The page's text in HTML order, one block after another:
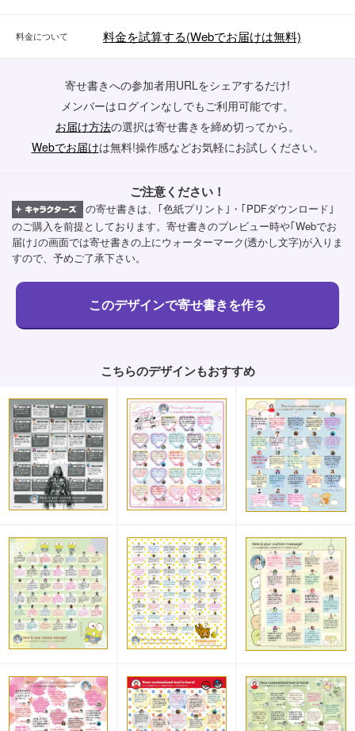
料金について 料金を試算する(Webでお届けは無料)
寄せ書きへの参加者用URLをシェアするだけ!
メンバーはログインなしでもご利用可能です。
お届け方法の選択は寄せ書きを締め切ってから。
Webでお届けは無料!操作感などお気軽にお試しください。
ご注意ください！
の寄せ書きは、｢色紙プリント｣・｢PDFダウンロード｣
のご購入を前提としております。寄せ書きのプレビュー時や｢Webでお
届け｣の画面では寄せ書きの上にウォーターマーク(透かし文字)が入りま
すので、予めご了承下さい。
こちらのデザインもおすすめ